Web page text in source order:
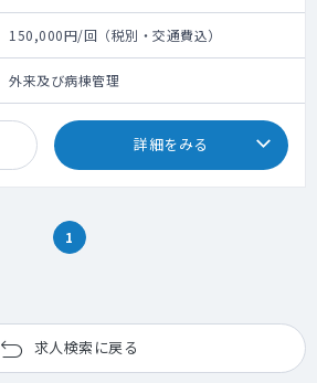
150,000円/回（税別・交通費込）
外来及び病棟管理
詳細をみる
1
求人検索に戻る